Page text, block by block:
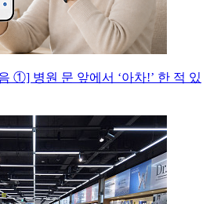
①] 병원 문 앞에서 ‘아차!’ 한 적 있